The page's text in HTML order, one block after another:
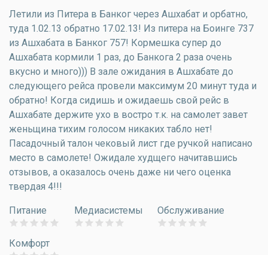
Летили из Питера в Банког через Ашхабат и орбатно,
туда 1.02.13 обратно 17.02.13! Из питера на Боинге 737
из Ашхабата в Банког 757! Кормешка супер до
Ашхабата кормили 1 раз, до Банкога 2 раза очень
вкусно и много))) В зале ожидания в Ашхабате до
следующего рейса провели максимум 20 минут туда и
обратно! Когда сидишь и ожидаешь свой рейс в
Ашхабате держите ухо в востро т.к. на самолет завет
женьщина тихим голосом никаких табло нет!
Пасадочный талон чековый лист где ручкой написано
место в самолете! Ожидале худщего начитавшись
отзывов, а оказалось очень даже ни чего оценка
твердая 4!!!
Питание Медиасистемы Обслуживание
Комфорт